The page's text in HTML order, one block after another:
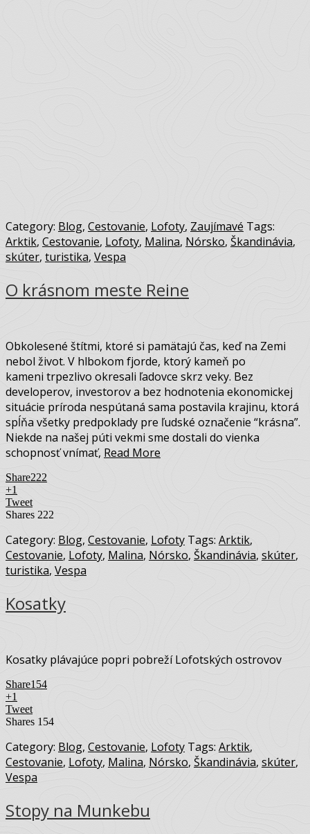
Category: Blog, Cestovanie, Lofoty, Zaujímavé Tags:
Arktik, Cestovanie, Lofoty, Malina, Nórsko, Škandinávia,
skúter, turistika, Vespa
O krásnom meste Reine
Obkolesené štítmi, ktoré si pamätajú čas, keď na Zemi
nebol život. V hlbokom fjorde, ktorý kameň po
kameni trpezlivo okresali ľadovce skrz veky. Bez
developerov, investorov a bez hodnotenia ekonomickej
situácie príroda nespútaná sama postavila krajinu, ktorá
spĺňa všetky predpoklady pre ľudské označenie “krásna”.
Niekde na našej púti vekmi sme dostali do vienka
schopnosť vnímať, Read More
Share222
+1
Tweet
Shares 222
Category: Blog, Cestovanie, Lofoty Tags: Arktik,
Cestovanie, Lofoty, Malina, Nórsko, Škandinávia, skúter,
turistika, Vespa
Kosatky
Kosatky plávajúce popri pobreží Lofotských ostrovov
Share154
+1
Tweet
Shares 154
Category: Blog, Cestovanie, Lofoty Tags: Arktik,
Cestovanie, Lofoty, Malina, Nórsko, Škandinávia, skúter,
Vespa
Stopy na Munkebu